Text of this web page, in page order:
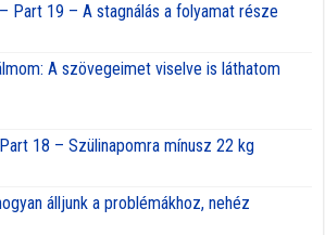
Part 19 – A stagnálás a folyamat része
A szövegeimet viselve is láthatom
18 – Szülinapomra mínusz 22 kg
álljunk a problémákhoz, nehéz